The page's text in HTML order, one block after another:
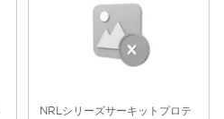
NRLシリーズサーキットプロテ